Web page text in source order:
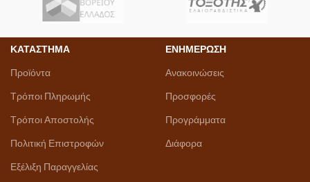
ΚΑΤΑΣΤΗΜΑ
Προϊόντα
Τρόποι Πληρωμής
Τρόποι Αποστολής
Πολιτική Επιστροφών
Εξέλιξη Παραγγελίας
ΕΝΗΜΕΡΩΣΗ
Ανακοινώσεις
Προσφορές
Προγράμματα
Διάφορα